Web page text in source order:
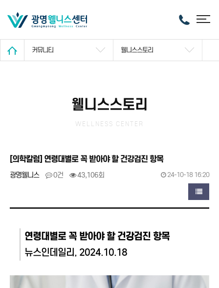
커뮤니티 웰니스스토리
웰니스스토리
WELLNESS CENTER
[의학칼럼] 연령대별로 꼭 받아야 할 건강검진 항목
광명웰니스 0건 43,106회 24-10-18 16:20
연령대별로 꼭 받아야 할 건강검진 항목
뉴스인데일리, 2024.10.18